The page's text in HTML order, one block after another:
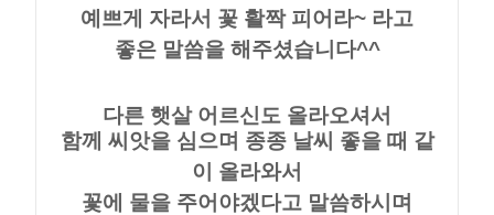
예쁘게 자라서 꽃 활짝 피어라~ 라고
좋은 말씀을 해주셨습니다^^
다른 햇살 어르신도 올라오셔서
함께 씨앗을 심으며 종종 날씨 좋을 때 같
이 올라와서
꽃에 물을 주어야겠다고 말씀하시며